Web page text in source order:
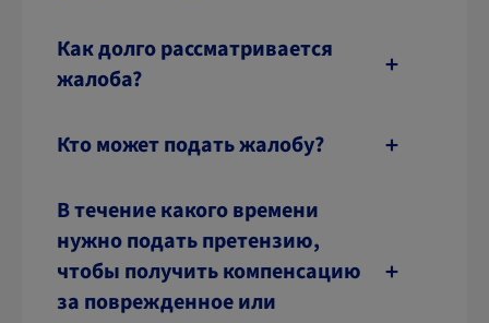
Как долго рассматривается
жалоба?
Кто может подать жалобу?
В течение какого времени
нужно подать претензию,
чтобы получить компенсацию
за поврежденное или